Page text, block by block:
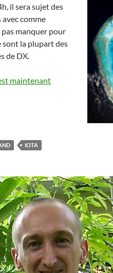
il sera sujet des
comme
manquer pour
sont la plupart des
de DX.
maintenant
IOTA